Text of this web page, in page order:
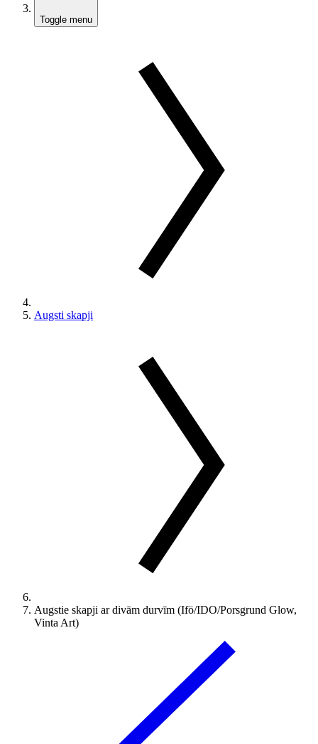
Toggle menu
Augsti skapji
Augstie skapji ar divām durvīm (Ifö/IDO/Porsgrund Glow,
Vinta Art)